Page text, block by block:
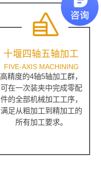
十堰四轴五轴加工
FIVE-AXIS MACHINING
高精度的4轴5轴加工群，
可在一次装夹中完成零配
件的全部机械加工工序，
满足从粗加工到精加工的
所有加工要求。